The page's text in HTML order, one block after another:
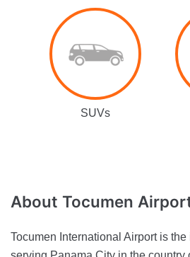
SUVs
About Tocumen
Tocumen International Airport is